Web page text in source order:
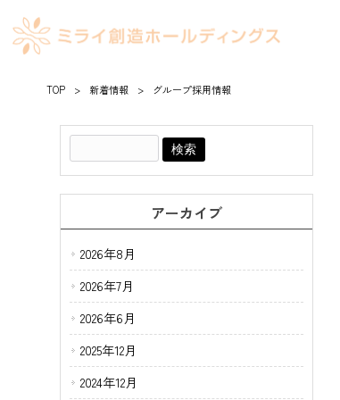
TOP > 新着情報 > グループ採用情報
アーカイブ
2026年8月
2026年7月
2026年6月
2025年12月
2024年12月